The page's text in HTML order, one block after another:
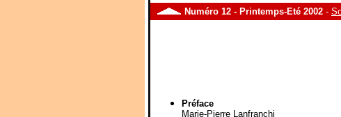
Numéro 12 - Printemps-Eté 2002 -
Préface
Marie-Pierre Lanfranchi